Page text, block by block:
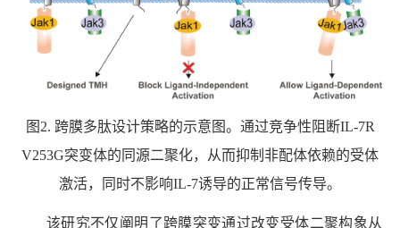
图2. 跨膜多肽设计策略的示意图。通过竞争性阻断IL-7R
V253G突变体的同源二聚化，从而抑制非配体依赖的受体
激活，同时不影响IL-7诱导的正常信号传导。
该研究不仅阐明了跨膜突变通过改变受体二聚构象从